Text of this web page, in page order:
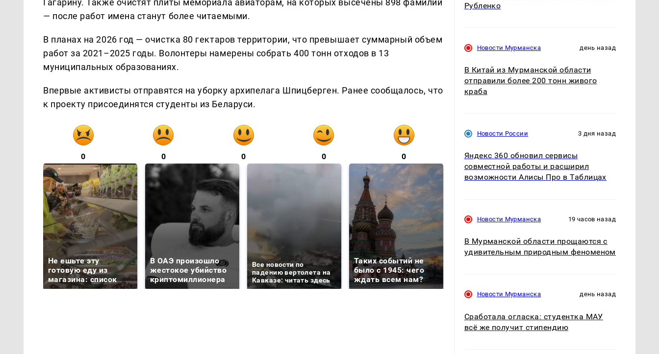
Гагарину. Также очистят плиты мемориала авиаторам, на которых высечены 898 фамилий
— после работ имена станут более читаемыми.
В планах на 2026 год — очистка 80 гектаров территории, что превышает суммарный объем
работ за 2021–2025 годы. Волонтеры намерены собрать 400 тонн отходов в 13
муниципальных образованиях.
Впервые активисты отправятся на уборку архипелага Шпицберген. Ранее сообщалось, что
к проекту присоединятся студенты из Беларуси.
0 0 0 0 0
Не ешьте эту
готовую еду из
магазина: список
В ОАЭ произошло
жестокое убийство
криптомиллионера
Все новости по
падению вертолета на
Кавказе: читать здесь
Таких событий не
было с 1945: чего
ждать всем нам?
СМИ: В Химках на
Рубленко
Новости Мурманска день назад
В Китай из Мурманской области
отправили более 200 тонн живого
краба
Новости России 3 дня назад
Яндекс 360 обновил сервисы
совместной работы и расширил
возможности Алисы Про в Таблицах
Новости Мурманска 19 часов назад
В Мурманской области прощаются с
удивительным природным феноменом
Новости Мурманска день назад
Сработала огласка: студентка МАУ
всё же получит стипендию